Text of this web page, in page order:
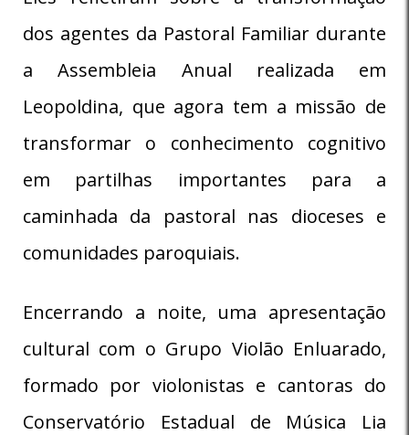
dos agentes da Pastoral Familiar durante
a Assembleia Anual realizada em
Leopoldina, que agora tem a missão de
transformar o conhecimento cognitivo
em partilhas importantes para a
caminhada da pastoral nas dioceses e
comunidades paroquiais.
Encerrando a noite, uma apresentação
cultural com o Grupo Violão Enluarado,
formado por violonistas e cantoras do
Conservatório Estadual de Música Lia